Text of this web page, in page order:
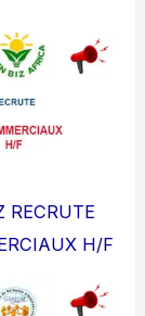
RECRUTE
H/F